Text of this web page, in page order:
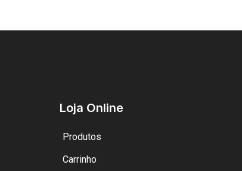
Loja Online
Produtos
Carrinho